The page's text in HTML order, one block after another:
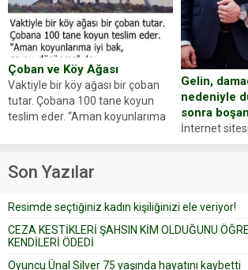
sosyal medya hesabında “Usta
Oyuncumuz ve çok değerli
dostumuz...
Yüzünde ve
oluşan
anlattı…
Çoban ve Köy Ağası
Vaktiyle bir köy ağası bir çoban
tutar. Çobana 100 tane koyun
teslim eder. “Aman koyunlarıma
Çoban koyunları alır gider. Aylar...
Gelin,
nedeniyle
sonra
İnternet sitesi
Prudence’
yapıştırdığı
Son Yazılar
Resimde seçtiğiniz kadın kişiliğinizi ele veriyor!
CEZA KESTİKLERİ ŞAHSIN KİM OLDUĞUNU
KENDİLERİ ÖDEDİ
Oyuncu Ünal Silver 75 yaşında hayatını kaybetti